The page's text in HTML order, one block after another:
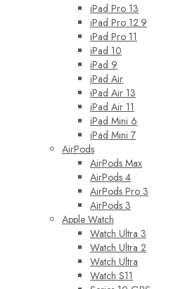
iPad Pro 13
iPad Pro 12.9
iPad Pro 11
iPad 10
iPad 9
iPad Air
iPad Air 13
iPad Air 11
iPad Mini 6
iPad Mini 7
AirPods
AirPods Max
AirPods 4
AirPods Pro 3
AirPods 3
Apple Watch
Watch Ultra 3
Watch Ultra 2
Watch Ultra
Watch S11